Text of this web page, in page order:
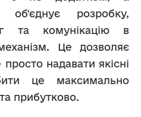
розробку,
та комунікацію в
Це дозволяє
надавати якісні
це максимально
прибутково.